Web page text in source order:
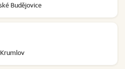
Budějovice